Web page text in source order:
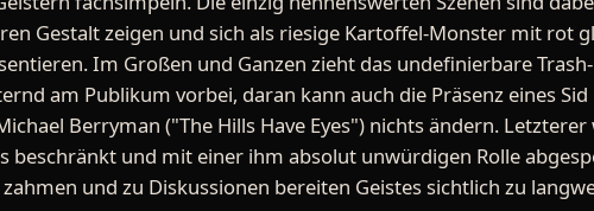
Gestalt zeigen und sich als riesige Kartoffel-Monster mit rot
Im Großen und Ganzen zieht das undefinierbare
am Publikum vorbei, daran kann auch die Präsenz eines
Berryman ("The Hills Have Eyes") nichts ändern.
beschränkt und mit einer ihm absolut unwürdigen Rolle
und zu Diskussionen bereiten Geistes sichtlich zu